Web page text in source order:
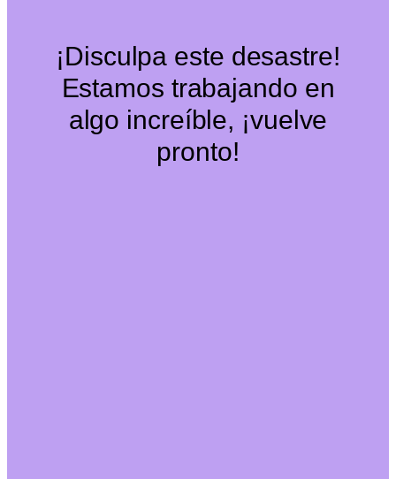
¡Disculpa este desastre!
Estamos trabajando en
algo increíble, ¡vuelve
pronto!